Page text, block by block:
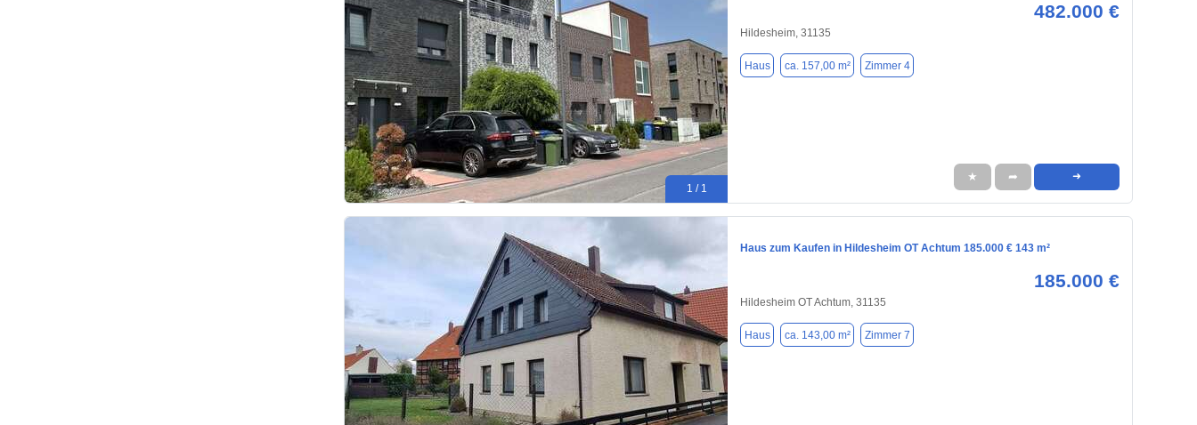
1 / 1
482.000 €
Hildesheim, 31135
Haus ca. 157,00 m² Zimmer 4
★ ➦ ➜
Haus zum Kaufen in Hildesheim OT Achtum 185.000 € 143 m²
185.000 €
Hildesheim OT Achtum, 31135
Haus ca. 143,00 m² Zimmer 7